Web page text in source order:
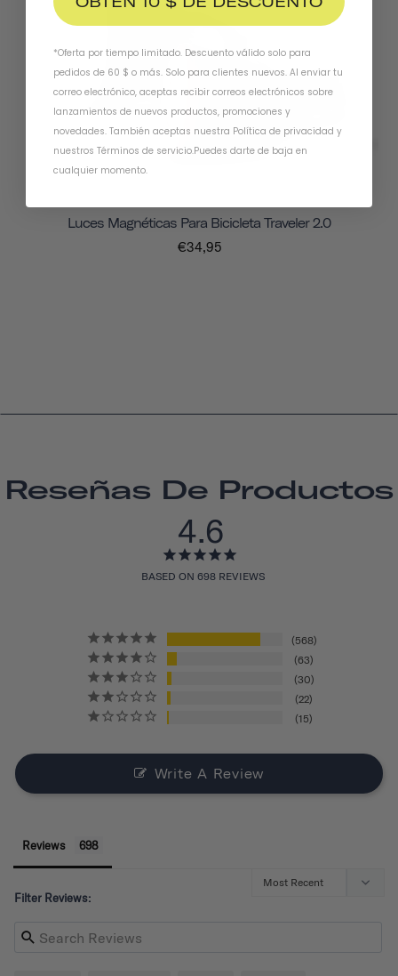
Luces Magnéticas Para Bicicleta Traveler 2.0
€34,95
Reseñas De Productos
4.6
BASED ON 698 REVIEWS
568
63
30
22
15
Write A Review
Reviews
Filter Reviews:
*Oferta por tiempo limitado. Descuento válido solo para
pedidos de 60 $ o más. Solo para clientes nuevos. Al enviar tu
correo electrónico, aceptas recibir correos electrónicos sobre
lanzamientos de nuevos productos, promociones y
novedades. También aceptas nuestra Política de privacidad y
nuestros Términos de servicio.Puedes darte de baja en
cualquier momento.